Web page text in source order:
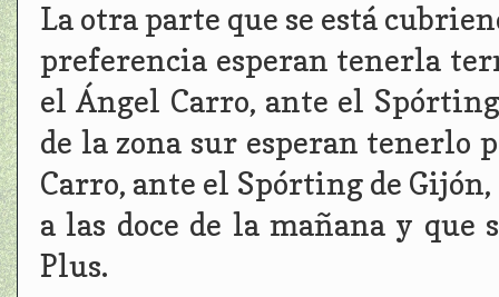
La otra parte que se está
preferencia esperan tenerla
el Ángel Carro, ante el
de la zona sur esperan tenerlo
Carro, ante el Spórting de
a las doce de la mañana y que
Plus.